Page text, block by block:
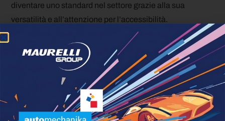
diventare uno standard nel settore grazie alla sua
versatilità e all’attenzione per l’accessibilità.
Conclusione
Con il lancio previsto per l’inizio del 2025, Karsan si
prepara a rivoluzionare il mercato degli autobus
interurbani elettrici con un modello Low Entry. Questa